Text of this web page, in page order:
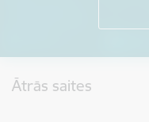
Ātrās saites